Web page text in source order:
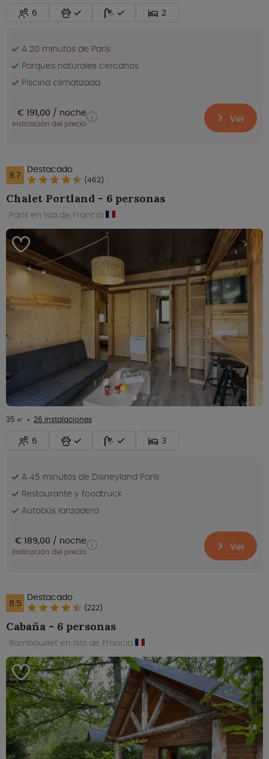
6 2
A 20 minutos de París
Parques naturales cercanos
Piscina climatizada
€ 191,00 noche
indicación del precio Ver
8.7 Destacado
(462)
Chalet Portland - 6 personas
Paris en Isla de Francia
35 ㎡ 26 instalaciones
6 3
A 45 minutos de Disneyland París
Restaurante y foodtruck
Autobús lanzadera
€ 189,00 noche
indicación del precio Ver
8.5 Destacado
(222)
Cabaña - 6 personas
Rambouillet en Isla de Francia